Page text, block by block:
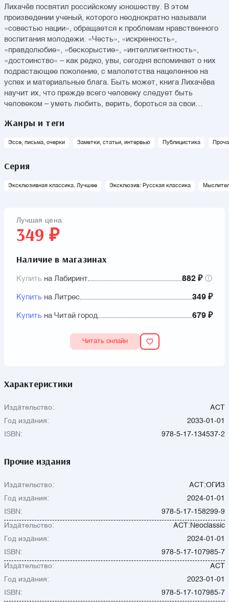
Лихачёв посвятил российскому юношеству. В этом
произведении ученый, которого неоднократно называли
«совестью нации», обращается к проблемам нравственного
воспитания молодежи. «Честь», «искренность»,
«правдолюбие», «бескорыстие», «интеллигентность»,
«достоинство» – как редко, увы, сегодня вспоминает о них
подрастающее поколение, с малолетства нацеленное на
успех и материальные блага. Быть может, книга Лихачёва
научит их, что прежде всего человеку следует быть
человеком – уметь любить, верить, бороться за свои
Жанры и теги
Эссе, письма, очерки Заметки, статьи, интервью Публицистика
Серия
Эксклюзивная классика. Лучшее Эксклюзив: Русская классика
Лучшая цена:
349 ₽
Наличие в магазинах
Купить на Лабиринт 882 ₽
Купить на Литрес 349 ₽
Купить на Читай город 679 ₽
Читать онлайн
Характеристики
Издательство:
АСТ
Год издания:
2033-01-01
ISBN:
978-5-17-134537-2
Прочие издания
Издательство:
АСТ:ОГИЗ
Год издания:
2024-01-01
ISBN:
978-5-17-158299-9
Издательство:
АСТ:Neoclassic
Год издания:
2024-01-01
ISBN:
978-5-17-107985-7
Издательство:
АСТ
Год издания:
2023-01-01
ISBN:
978-5-17-107985-7